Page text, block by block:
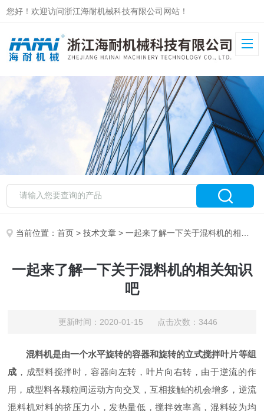
您好！欢迎访问浙江海耐机械科技有限公司网站！
当前位置：首页 >技术文章 > 一起来了解一下关于混料机的相关知识吧
一起来了解一下关于混料机的相关知识
吧
更新时间：2020-01-15 点击次数：3446
混料机是由一个水平旋转的容器和旋转的立式搅拌叶片等组
成 ，成型料搅拌时，容器向左转，叶片向右转，由于逆流的作
用，成型料各颗粒间运动方向交叉，互相接触的机会增多，逆流
混料机对料的挤压力小，发热量低，搅拌效率高，混料较为均